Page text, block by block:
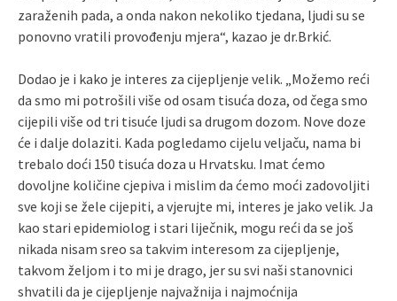
zaraženih pada, a onda nakon nekoliko tjedana, ljudi su se
ponovno vratili provođenju mjera“, kazao je dr.Brkić.
Dodao je i kako je interes za cijepljenje velik. „Možemo reći
da smo mi potrošili više od osam tisuća doza, od čega smo
cijepili više od tri tisuće ljudi sa drugom dozom. Nove doze
će i dalje dolaziti. Kada pogledamo cijelu veljaču, nama bi
trebalo doći 150 tisuća doza u Hrvatsku. Imat ćemo
dovoljne količine cjepiva i mislim da ćemo moći zadovoljiti
sve koji se žele cijepiti, a vjerujte mi, interes je jako velik. Ja
kao stari epidemiolog i stari liječnik, mogu reći da se još
nikada nisam sreo sa takvim interesom za cijepljenje,
takvom željom i to mi je drago, jer su svi naši stanovnici
shvatili da je cijepljenje najvažnija i najmoćnija